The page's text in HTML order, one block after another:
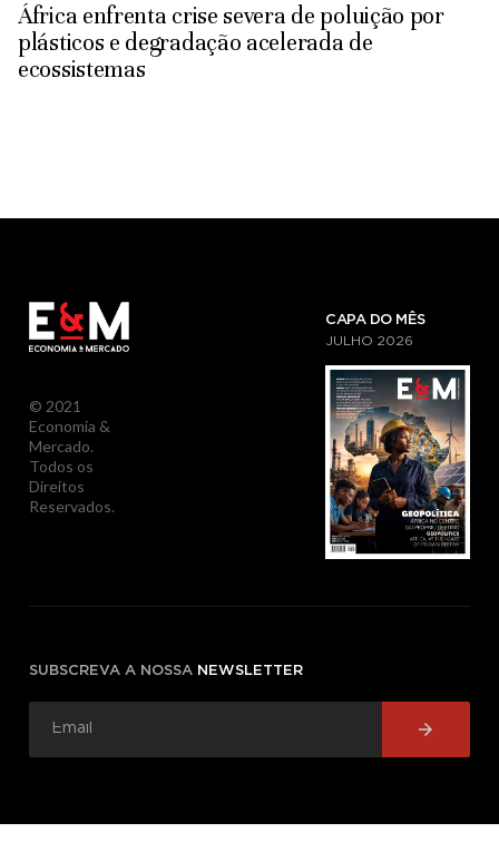
África enfrenta crise severa de poluição por
plásticos e degradação acelerada de
ecossistemas
© 2021
Economia &
Mercado.
Todos os
Direitos
Reservados.
CAPA DO MÊS
JULHO 2026
SUBSCREVA A NOSSA NEWSLETTER